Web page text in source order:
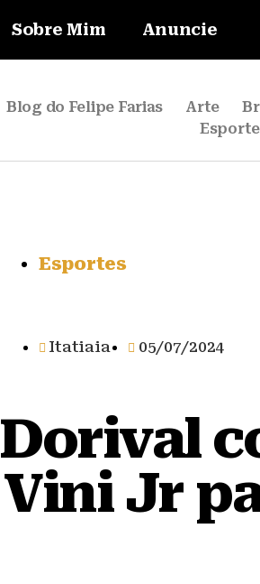
Sobre Mim Anuncie
Blog do Felipe Farias Arte
Esportes
Itatiaia 05/07/2024
Dorival
Vini Jr